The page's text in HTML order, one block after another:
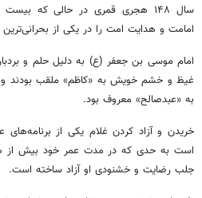
سال ۱۴۸ هجری قمری در حالی که
امامت و هدایت امت را در یکی از بحرانی‌ترین
امام موسی بن جعفر (ع) به دلیلحلم و
غیظ و خشم خویش به «کاظم» ملقب بودند و
به «عبدصالح» معروف بود.
خریدن و آزاد کردن غلام یکی از برنامه‌های
است به حدی که در مدت عمر خود بیش از
جلب رضایت و خشنودی او آزاد ساخته است.